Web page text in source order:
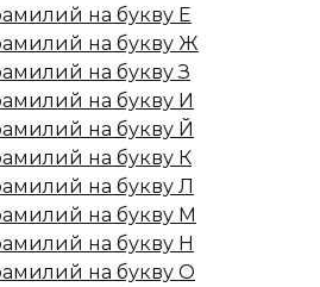
на букву Е
на букву Ж
на букву З
на букву И
на букву Й
на букву К
на букву Л
на букву М
на букву Н
на букву О